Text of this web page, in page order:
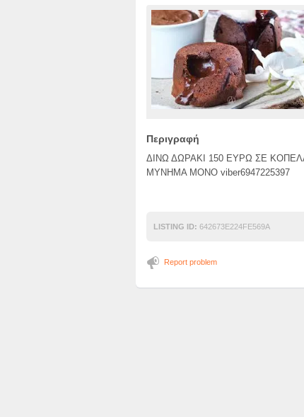
Περιγραφή
ΔΙΝΩ ΔΩΡΑΚΙ 150 ΕΥΡΩ ΣΕ
ΜΥΝΗΜΑ ΜΟΝΟ viber6947225397
LISTING ID: 642673E224FE569A
Report problem